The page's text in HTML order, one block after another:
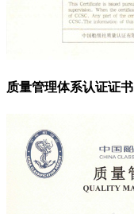
质量管理体系认证证书